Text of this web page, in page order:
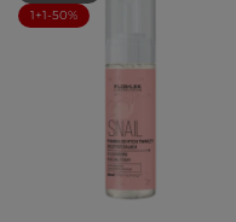
1+1-50%